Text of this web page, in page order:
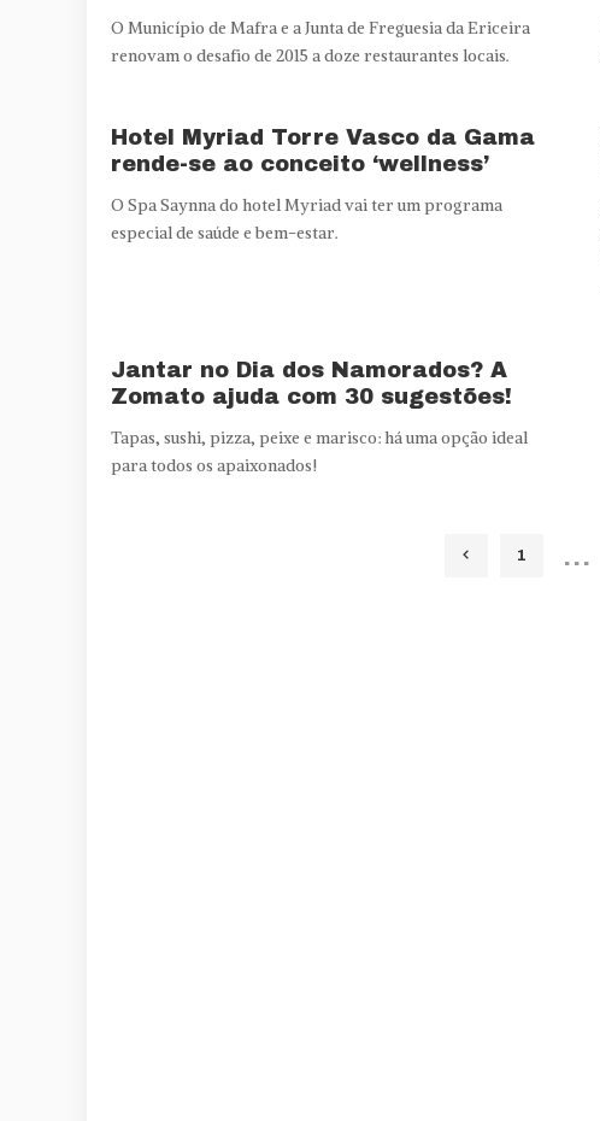
O Município de Mafra e a Junta de Freguesia da Ericeira
renovam o desafio de 2015 a doze restaurantes locais.
Hotel Myriad Torre Vasco da Gama
rende-se ao conceito ‘wellness’
O Spa Saynna do hotel Myriad vai ter um programa
especial de saúde e bem-estar.
Jantar no Dia dos Namorados? A
Zomato ajuda com 30 sugestões!
Tapas, sushi, pizza, peixe e marisco: há uma opção ideal
para todos os apaixonados!
1 …